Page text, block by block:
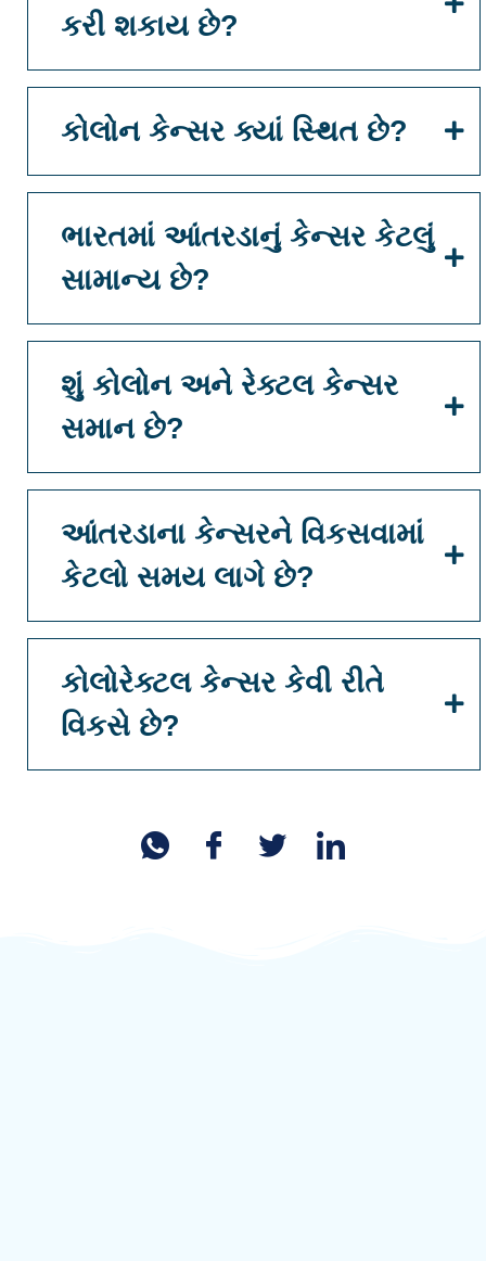
કરી શકાય છે?
કોલોન કેન્સર ક્યાં સ્થિત છે?
ભારતમાં આંતરડાનું કેન્સર કેટલું
સામાન્ય છે?
શું કોલોન અને રેક્ટલ કેન્સર
સમાન છે?
આંતરડાના કેન્સરને વિકસવામાં
કેટલો સમય લાગે છે?
કોલોરેક્ટલ કેન્સર કેવી રીતે
વિકસે છે?